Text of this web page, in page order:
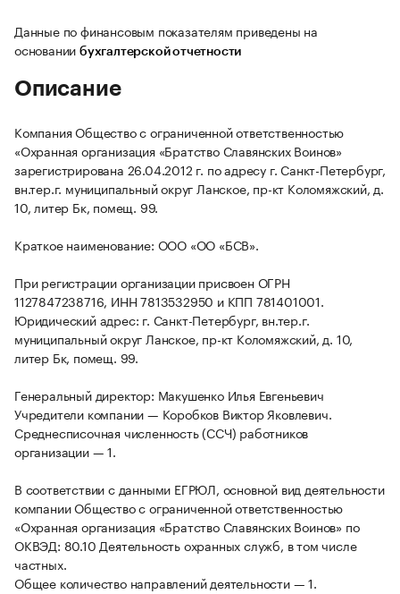
Данные по финансовым показателям приведены на
основании бухгалтерской отчетности
Описание
Компания Общество с ограниченной ответственностью
«Охранная организация «Братство Славянских Воинов»
зарегистрирована 26.04.2012 г. по адресу г. Санкт-Петербург,
вн.тер.г. муниципальный округ Ланское, пр-кт Коломяжский, д.
10, литер Бк, помещ. 99.
Краткое наименование: ООО «ОО «БСВ».
При регистрации организации присвоен ОГРН
1127847238716, ИНН 7813532950 и КПП 781401001.
Юридический адрес: г. Санкт-Петербург, вн.тер.г.
муниципальный округ Ланское, пр-кт Коломяжский, д. 10,
литер Бк, помещ. 99.
Генеральный директор: Макушенко Илья Евгеньевич
Учредители компании — Коробков Виктор Яковлевич.
Среднесписочная численность (ССЧ) работников
организации — 1.
В соответствии с данными ЕГРЮЛ, основной вид деятельности
компании Общество с ограниченной ответственностью
«Охранная организация «Братство Славянских Воинов» по
ОКВЭД: 80.10 Деятельность охранных служб, в том числе
частных.
Общее количество направлений деятельности — 1.